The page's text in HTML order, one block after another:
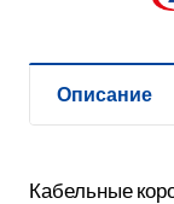
Описание
Кабельные